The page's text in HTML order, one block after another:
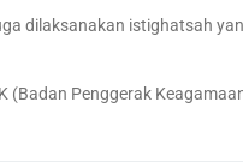
dilaksanakan istighatsah
(Badan Penggerak